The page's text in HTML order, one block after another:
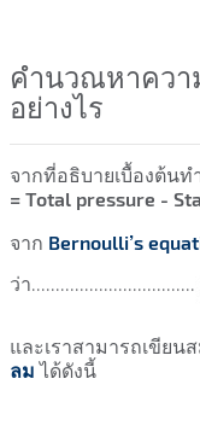
คำนวณหาควา
อย่างไร
จากที่อธิบายเบื้องต้นท
= Total pressure -
จาก Bernoulli’s
ว่า..................................
และเราสามารถเขีย
ลม ได้ดังนี้